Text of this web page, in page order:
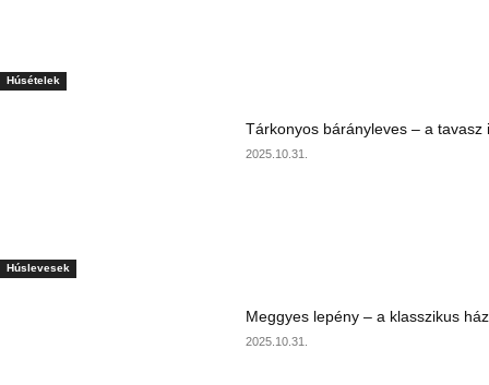
Húsételek
Húslevesek
Tárkonyos bárányleves – a tavasz
2025.10.31.
Meggyes lepény – a klasszikus
2025.10.31.